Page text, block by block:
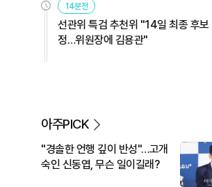
14분전
선관위 특검 추천위 "14일 최종 후
정…위원장에 김용관"
아주PICK
"경솔한 언행 깊이 반성"…고개
숙인 신동엽, 무슨 일이길래?